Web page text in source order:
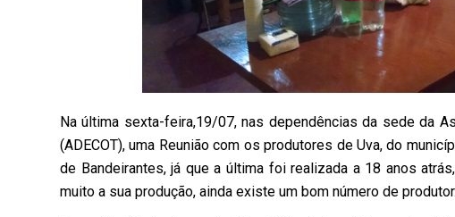
Na última sexta-feira,19/07, nas dependências da sede da
(ADECOT), uma Reunião com os produtores de Uva, do
de Bandeirantes, já que a última foi realizada a 18 anos
muito a sua produção, ainda existe um bom número de produtor.